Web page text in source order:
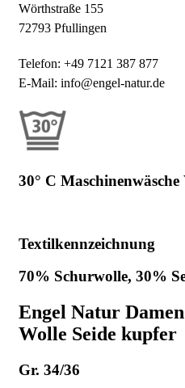
Wörthstraße 155
72793 Pfullingen
Telefon: +49 7121 387 877
E-Mail: info@engel-natur.de
30° C
Textilkennzeichnung
70% Schurwolle, 30%
Engel Natur
Wolle Seide kupfer
Gr. 34/36